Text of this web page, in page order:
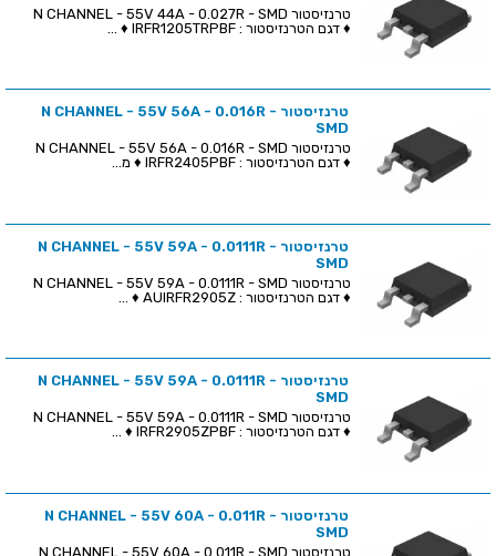
♦ דגם הטרנזיסטור : IRFR1205TRPBF ♦ ...
טרנזיסטור N CHANNEL - 55V 56A - 0.016R -
SMD
♦ דגם הטרנזיסטור : IRFR2405PBF ♦ מ...
טרנזיסטור N CHANNEL - 55V 59A - 0.0111R -
SMD
♦ דגם הטרנזיסטור : AUIRFR2905Z ♦ ...
טרנזיסטור N CHANNEL - 55V 59A - 0.0111R -
SMD
♦ דגם הטרנזיסטור : IRFR2905ZPBF ♦ ...
טרנזיסטור N CHANNEL - 55V 60A - 0.011R -
SMD